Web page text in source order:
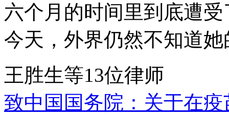
六个月的时间里到底遭
今天，外界仍然不知道
王胜生等13位律师
致中国国务院：关于在